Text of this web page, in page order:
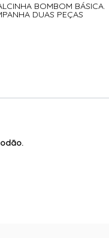
BOMBOM BÁSICA.
DUAS PEÇAS